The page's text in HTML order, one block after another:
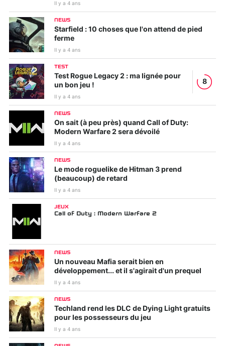
Il y a 4 ans
NEWS
Starfield : 10 choses que l'on attend de pied
ferme
Il y a 4 ans
TEST
Test Rogue Legacy 2 : ma lignée pour
un bon jeu !
Il y a 4 ans
8
NEWS
On sait (à peu près) quand Call of Duty:
Modern Warfare 2 sera dévoilé
Il y a 4 ans
NEWS
Le mode roguelike de Hitman 3 prend
(beaucoup) de retard
Il y a 4 ans
JEUX
Call of Duty : Modern Warfare 2
NEWS
Un nouveau Mafia serait bien en
développement... et il s'agirait d'un prequel
Il y a 4 ans
NEWS
Techland rend les DLC de Dying Light gratuits
pour les possesseurs du jeu
Il y a 4 ans